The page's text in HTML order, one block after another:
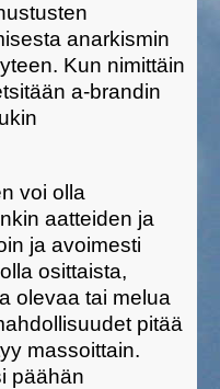
anarkismin
Kun nimittäin
a-brandin
voi olla
aatteiden ja
ja avoimesti
osittaista,
olevaa tai melua
pitää
massoittain.
päähän